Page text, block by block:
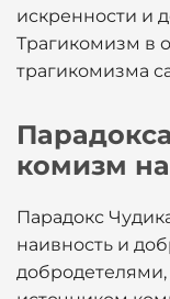
искренности и
Трагикомизм в
трагикомизма
комизм
Парадокс
наивность и